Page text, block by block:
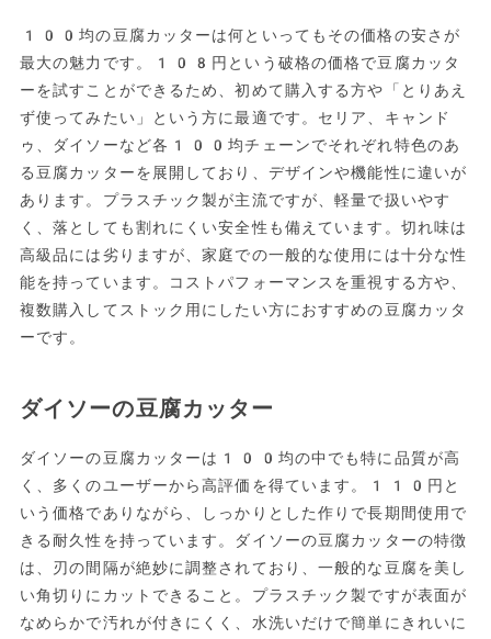
100均の豆腐カッターは何といってもその価格の安さが
最大の魅力です。108円という破格の価格で豆腐カッタ
ーを試すことができるため、初めて購入する方や「とりあえ
ず使ってみたい」という方に最適です。セリア、キャンド
ゥ、ダイソーなど各100均チェーンでそれぞれ特色のあ
る豆腐カッターを展開しており、デザインや機能性に違いが
あります。プラスチック製が主流ですが、軽量で扱いやす
く、落としても割れにくい安全性も備えています。切れ味は
高級品には劣りますが、家庭での一般的な使用には十分な性
能を持っています。コストパフォーマンスを重視する方や、
複数購入してストック用にしたい方におすすめの豆腐カッタ
ーです。
ダイソーの豆腐カッター
ダイソーの豆腐カッターは100均の中でも特に品質が高
く、多くのユーザーから高評価を得ています。110円と
いう価格でありながら、しっかりとした作りで長期間使用で
きる耐久性を持っています。ダイソーの豆腐カッターの特徴
は、刃の間隔が絶妙に調整されており、一般的な豆腐を美し
い角切りにカットできること。プラスチック製ですが表面が
なめらかで汚れが付きにくく、水洗いだけで簡単にきれいに